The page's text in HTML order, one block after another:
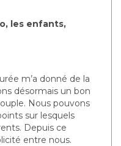
les enfants,
m’a donné de la
désormais un bon
Nous pouvons
sur lesquels
Depuis ce
entre nous.